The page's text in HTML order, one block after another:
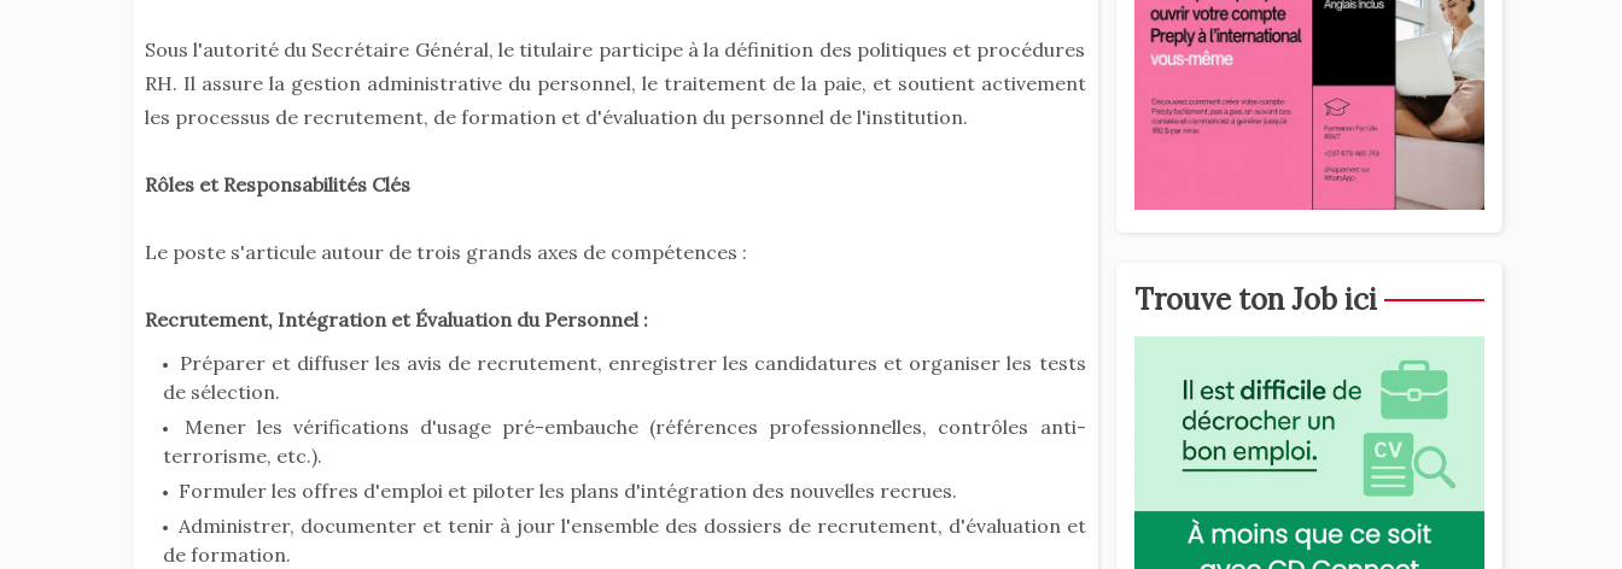
Sous l'autorité du Secrétaire Général, le titulaire participe à la définition des politiques et procédures
RH. Il assure la gestion administrative du personnel, le traitement de la paie, et soutient activement
les processus de recrutement, de formation et d'évaluation du personnel de l'institution.
Rôles et Responsabilités Clés
Le poste s'articule autour de trois grands axes de compétences :
Recrutement, Intégration et Évaluation du Personnel :
Préparer et diffuser les avis de recrutement, enregistrer les candidatures et organiser les tests
de sélection.
Mener les vérifications d'usage pré-embauche (références professionnelles, contrôles anti-
terrorisme, etc.).
Formuler les offres d'emploi et piloter les plans d'intégration des nouvelles recrues.
Administrer, documenter et tenir à jour l'ensemble des dossiers de recrutement, d'évaluation et
de formation.
Trouve ton Job ici